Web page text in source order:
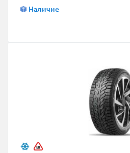
Наличие